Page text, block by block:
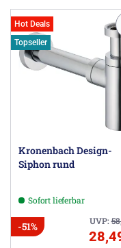
Hot Deals
Topseller
Kronenbach Design-
Siphon rund
Sofort lieferbar
UVP:
-51%